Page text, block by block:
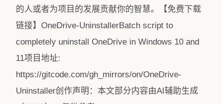
的人或者为项目的发展贡献你的智慧。【免费下载
链接】OneDrive-UninstallerBatch script to
completely uninstall OneDrive in Windows 10 and
11项目地址:
https://gitcode.com/gh_mirrors/on/OneDrive-
Uninstaller创作声明：本文部分内容由AI辅助生成